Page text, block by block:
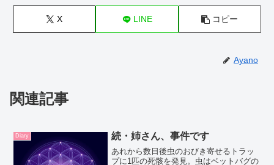
X LINE コピー
Ayano
関連記事
Diary 続・姉さん、事件です
あれから数日後虫のおびき寄せるトラッ
プに1匹の死骸を発見。虫はベットバグの